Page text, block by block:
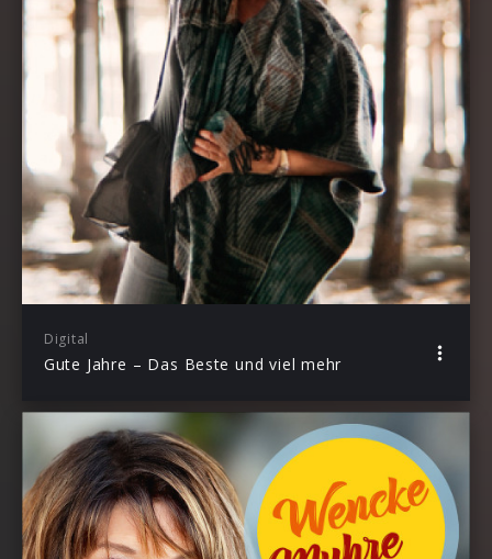
Digital
Gute Jahre – Das Beste und viel mehr